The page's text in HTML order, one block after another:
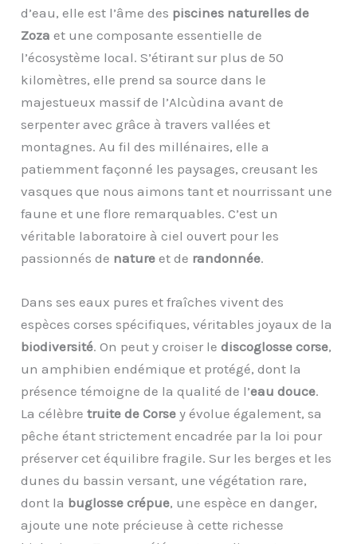
d’eau, elle est l’âme des piscines naturelles de
Zoza et une composante essentielle de
l’écosystème local. S’étirant sur plus de 50
kilomètres, elle prend sa source dans le
majestueux massif de l’Alcùdina avant de
serpenter avec grâce à travers vallées et
montagnes. Au fil des millénaires, elle a
patiemment façonné les paysages, creusant les
vasques que nous aimons tant et nourrissant une
faune et une flore remarquables. C’est un
véritable laboratoire à ciel ouvert pour les
passionnés de nature et de randonnée.
Dans ses eaux pures et fraîches vivent des
espèces corses spécifiques, véritables joyaux de la
biodiversité. On peut y croiser lediscoglosse corse,
un amphibien endémique et protégé, dont la
présence témoigne de la qualité de l’eau douce.
La célèbretruite de Corse y évolue également, sa
pêche étant strictement encadrée par la loi pour
préserver cet équilibre fragile. Sur les berges et les
dunes du bassin versant, une végétation rare,
dont la buglosse crépue, une espèce en danger,
ajoute une note précieuse à cette richesse